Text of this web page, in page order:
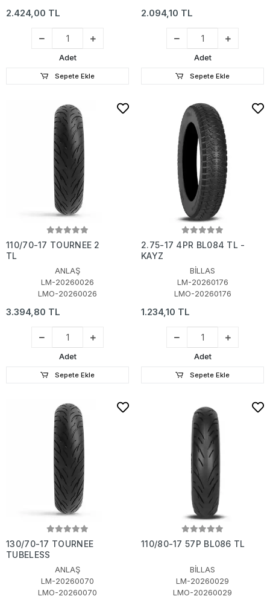
2.424,00 TL
Adet
Sepete Ekle
2.094,10 TL
Adet
Sepete Ekle
110/70-17 TOURNEE 2
TL
ANLAŞ
LM-20260026
LMO-20260026
3.394,80 TL
Adet
Sepete Ekle
2.75-17 4PR BL084 TL -
KAYZ
BİLLAS
LM-20260176
LMO-20260176
1.234,10 TL
Adet
Sepete Ekle
130/70-17 TOURNEE
TUBELESS
ANLAŞ
LM-20260070
LMO-20260070
110/80-17 57P BL086 TL
BİLLAS
LM-20260029
LMO-20260029